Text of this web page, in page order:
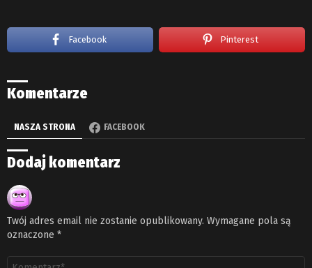
Facebook Pinterest
Komentarze
NASZA STRONA FACEBOOK
Dodaj komentarz
Twój adres email nie zostanie opublikowany. Wymagane pola są
oznaczone *
Komentarz